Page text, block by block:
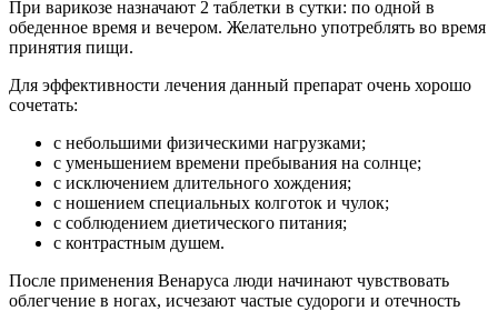
При варикозе назначают 2 таблетки в сутки: по одной в
обеденное время и вечером. Желательно употреблять во время
принятия пищи.
Для эффективности лечения данный препарат очень хорошо
сочетать:
с небольшими физическими нагрузками;
с уменьшением времени пребывания на солнце;
с исключением длительного хождения;
с ношением специальных колготок и чулок;
с соблюдением диетического питания;
с контрастным душем.
После применения Венаруса люди начинают чувствовать
облегчение в ногах, исчезают частые судороги и отечность